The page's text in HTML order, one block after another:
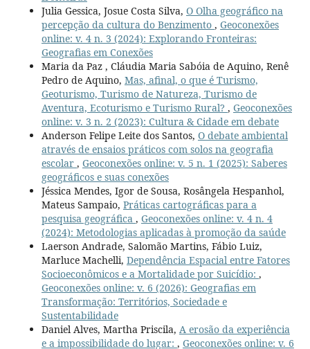
Julia Gessica, Josue Costa Silva, O Olha geográfico na
percepção da cultura do Benzimento , Geoconexões
online: v. 4 n. 3 (2024): Explorando Fronteiras:
Geografias em Conexões
Maria da Paz , Cláudia Maria Sabóia de Aquino, Renê
Pedro de Aquino, Mas, afinal, o que é Turismo,
Geoturismo, Turismo de Natureza, Turismo de
Aventura, Ecoturismo e Turismo Rural? , Geoconexões
online: v. 3 n. 2 (2023): Cultura & Cidade em debate
Anderson Felipe Leite dos Santos, O debate ambiental
através de ensaios práticos com solos na geografia
escolar , Geoconexões online: v. 5 n. 1 (2025): Saberes
geográficos e suas conexões
Jéssica Mendes, Igor de Sousa, Rosângela Hespanhol,
Mateus Sampaio, Práticas cartográficas para a
pesquisa geográfica , Geoconexões online: v. 4 n. 4
(2024): Metodologias aplicadas à promoção da saúde
Laerson Andrade, Salomão Martins, Fábio Luiz,
Marluce Machelli, Dependência Espacial entre Fatores
Socioeconômicos e a Mortalidade por Suicídio: ,
Geoconexões online: v. 6 (2026): Geografias em
Transformação: Territórios, Sociedade e
Sustentabilidade
Daniel Alves, Martha Priscila, A erosão da experiência
e a impossibilidade do lugar: , Geoconexões online: v. 6